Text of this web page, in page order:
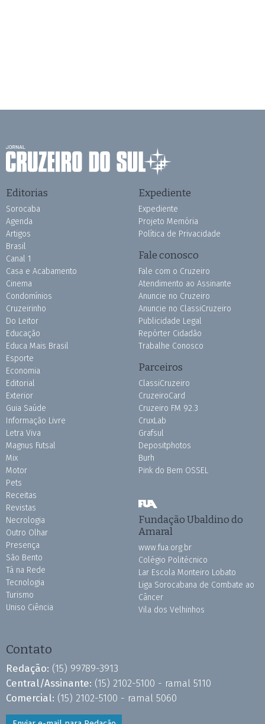
Editorias
Sorocaba
Agenda
Artigos
Brasil
Canal 1
Casa e Acabamento
Cinema
Condomínios
Cruzeirinho
Do Leitor
Educação
Educa Mais Brasil
Esporte
Economia
Editorial
Exterior
Guia Saúde
Informação Livre
Letra Viva
Magnus Futsal
Mix
Motor
Pets
Receitas
Revistas
Necrologia
Outro Olhar
Presença
São Bento
Tá na Rede
Tecnologia
Turismo
Uniso Ciência
Expediente
Expediente
Projeto Memória
Política de Privacidade
Fale conosco
Fale com o Cruzeiro
Atendimento ao Assinante
Anuncie no Cruzeiro
Anuncie no ClassiCruzeiro
Publicidade Legal
Repórter Cidadão
Trabalhe Conosco
Parceiros
ClassiCruzeiro
CruzeiroCard
Cruzeiro FM 92.3
CruxLab
Grafsul
Depositphotos
Burh
Pink do Bem OSSEL
Fundação Ubaldino do
Amaral
www.fua.org.br
Colégio Politécnico
Lar Escola Monteiro Lobato
Liga Sorocabana de Combate ao
Câncer
Vila dos Velhinhos
Contato
Redação: (15) 99789-3913
Central/Assinante: (15) 2102-5100 - ramal 5110
Comercial: (15) 2102-5100 - ramal 5060